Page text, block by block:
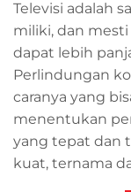
Televisi adalah
miliki, dan
dapat lebih
Perlindungan
caranya yang
menentukan
yang tepat dan
kuat, ternama